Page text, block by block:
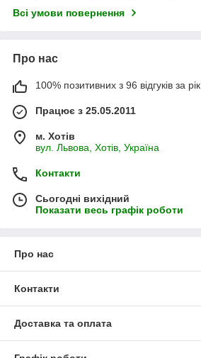
Всі умови повернення
Про нас
100% позитивних з 96 відгуків за рік
Працює з 25.05.2011
м. Хотів
вул. Львова, Хотів, Україна
Контакти
Сьогодні вихідний
Показати весь графік роботи
Про нас
Контакти
Доставка та оплата